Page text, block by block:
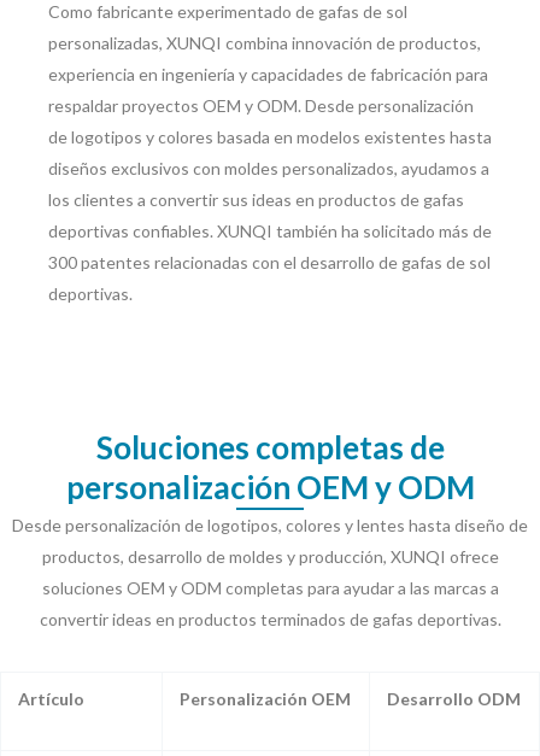
Como fabricante experimentado de gafas de sol
personalizadas, XUNQI combina innovación de productos,
experiencia en ingeniería y capacidades de fabricación para
respaldar proyectos OEM y ODM. Desde personalización
de logotipos y colores basada en modelos existentes hasta
diseños exclusivos con moldes personalizados, ayudamos a
los clientes a convertir sus ideas en productos de gafas
deportivas confiables. XUNQI también ha solicitado más de
300 patentes relacionadas con el desarrollo de gafas de sol
deportivas.
Soluciones completas de
personalización OEM y ODM
Desde personalización de logotipos, colores y lentes hasta diseño de
productos, desarrollo de moldes y producción, XUNQI ofrece
soluciones OEM y ODM completas para ayudar a las marcas a
convertir ideas en productos terminados de gafas deportivas.
Artículo Personalización OEM Desarrollo ODM